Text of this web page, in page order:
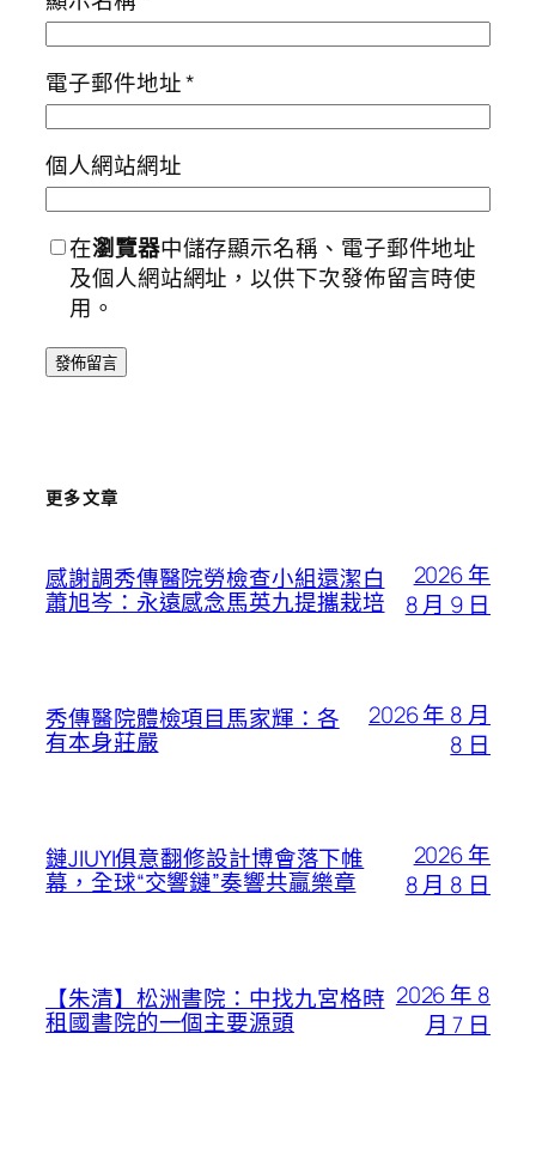
電子郵件地址*
個人網站網址
在瀏覽器中儲存顯示名稱、電子郵件地址
及個人網站網址，以供下次發佈留言時使
用。
更多文章
感謝調秀傳醫院勞檢查小組還潔白
蕭旭岑：永遠感念馬英九提攜栽培
2026 年
8 月 9 日
秀傳醫院體檢項目馬家輝：各
有本身莊嚴
2026 年 8 月
8 日
鏈JIUYI俱意翻修設計博會落下帷
幕，全球“交響鏈”奏響共贏樂章​​
2026 年
8 月 8 日
【朱清】松洲書院：中找九宮格時
租國書院的一個主要源頭
2026 年 8
月 7 日